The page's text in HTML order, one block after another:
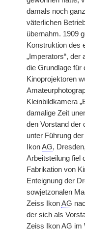
damals noch
väterlichen
übernahm. 1909
Konstruktion des
„Imperators“, der
die Grundlage für
Kinoprojektoren
Kleinbildkamera
damalige Zeit
den Vorstand der
unter Führung
IkonAG,
Arbeitsteilung fiel
Fabrikation von
Enteignung der
sowjetzonalen
Zeiss IkonAG
der sich als
Zeiss IkonAG im